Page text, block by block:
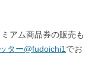
アム商品券の販売も
ター@fudoichi1 でお